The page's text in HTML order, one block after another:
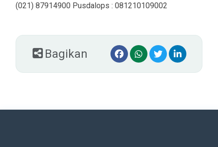
(021) 87914900 Pusdalops : 081210109002
Bagikan